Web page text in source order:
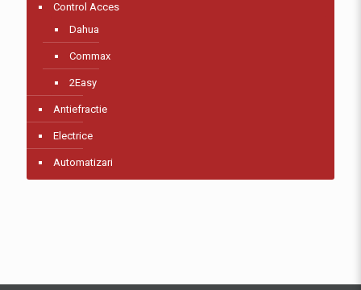
Control Acces
Dahua
Commax
2Easy
Antiefractie
Electrice
Automatizari